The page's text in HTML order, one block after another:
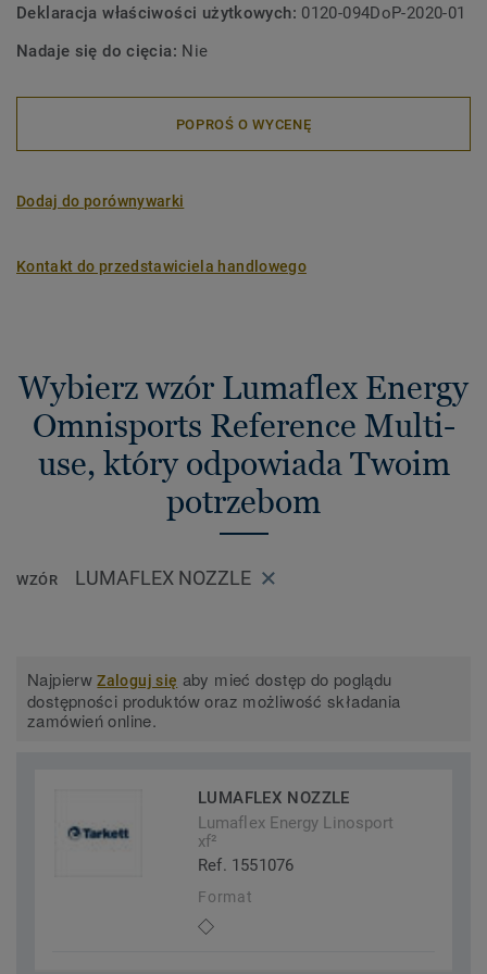
Deklaracja właściwości użytkowych: 0120-094DoP-2020-01
Nadaje się do cięcia: Nie
POPROŚ O WYCENĘ
Dodaj do porównywarki
Kontakt do przedstawiciela handlowego
Wybierz wzór Lumaflex Energy
Omnisports Reference Multi-
use, który odpowiada Twoim
potrzebom
WZÓR LUMAFLEX NOZZLE
NajpierwZaloguj się aby mieć dostęp do poglądu
dostępności produktów oraz możliwość składania
zamówień online.
LUMAFLEX NOZZLE
Lumaflex Energy Linosport
xf²
Ref. 1551076
Format